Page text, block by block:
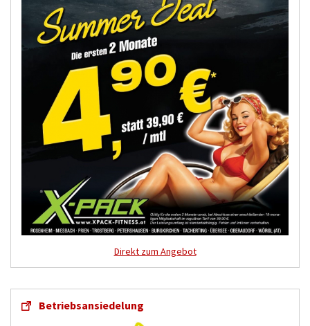
Direkt zum Angebot
Betriebsansiedelung